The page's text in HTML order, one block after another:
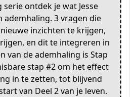
serie ontdek je wat Jesse
ademhaling. 3 vragen die
inzichten te krijgen,
en dit te integreren in
van de ademhaling is Stap
stap #2 om het effect
in te zetten, tot blijvend
van Deel 2 van je leven.